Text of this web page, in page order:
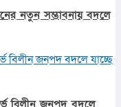
নতুন সম্ভাবনায় বদলে